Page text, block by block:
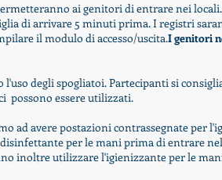
ai genitori di entrare nei
di arrivare 5 minuti prima. I registri
il modulo di accesso/uscita.I genitori
l'uso degli spogliatoi.Partecipantisi
possono essere utilizzati.
ad avere postazioni contrassegnate per
per le mani prima di entrare
inoltre utilizzare l'igienizzante per le